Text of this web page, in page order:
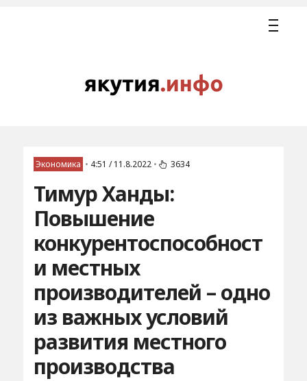
Экономика • 4:51 / 11.8.2022 • 3634
Тимур Ханды:
Повышение
конкурентоспособност
и местных
производителей – одно
из важных условий
развития местного
производства